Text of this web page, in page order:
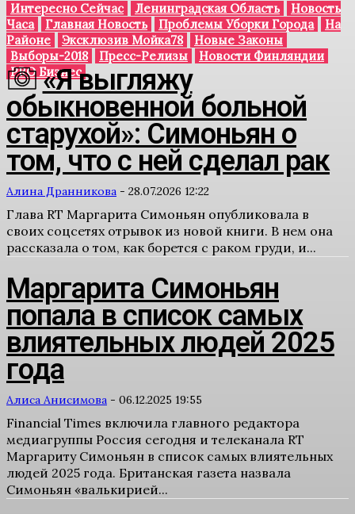
Интересно Сейчас Ленинградская Область
Новость
Часа
Главная Новость Проблемы Уборки Города
На
Районе
Эксклюзив Мойка78
Новые Законы
Выборы-2018
Пресс-Релизы
Новости Финляндии
PRO Бизнес
«Я выгляжу
обыкновенной больной
старухой»: Симоньян о
том, что с ней сделал рак
Алина Дранникова - 28.07.2026 12:22
Глава RT Маргарита Симоньян опубликовала в
своих соцсетях отрывок из новой книги. В нем она
рассказала о том, как борется с раком груди, и...
Маргарита Симоньян
попала в список самых
влиятельных людей 2025
года
Алиса Анисимова - 06.12.2025 19:55
Financial Times включила главного редактора
медиагруппы Россия сегодня и телеканала RT
Маргариту Симоньян в список самых влиятельных
людей 2025 года. Британская газета назвала
Симоньян «валькирией...